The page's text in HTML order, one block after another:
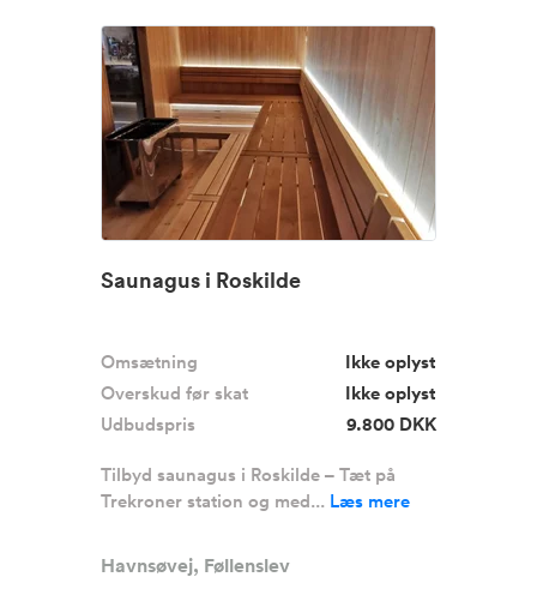
Saunagus i Roskilde
Omsætning
Ikke oplyst
Overskud før skat
Ikke oplyst
Udbudspris
9.800 DKK
Tilbyd saunagus i Roskilde – Tæt på
Trekroner station og med... Læs mere
Havnsøvej, Føllenslev